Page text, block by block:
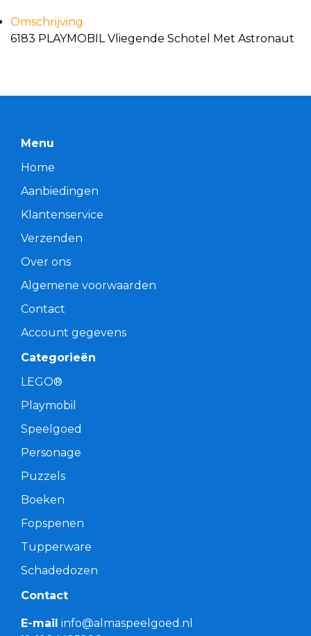
Omschrijving
6183 PLAYMOBIL Vliegende Schotel Met Astronaut
Menu
Home
Aanbiedingen
Klantenservice
Verzenden
Over ons
Algemene voorwaarden
Contact
Account gegevens
Categorieën
LEGO®
Playmobil
Speelgoed
Personage
Puzzels
Boeken
Fopspenen
Tupperware
Schadedozen
Contact
E-mail info@almaspeelgoed.nl